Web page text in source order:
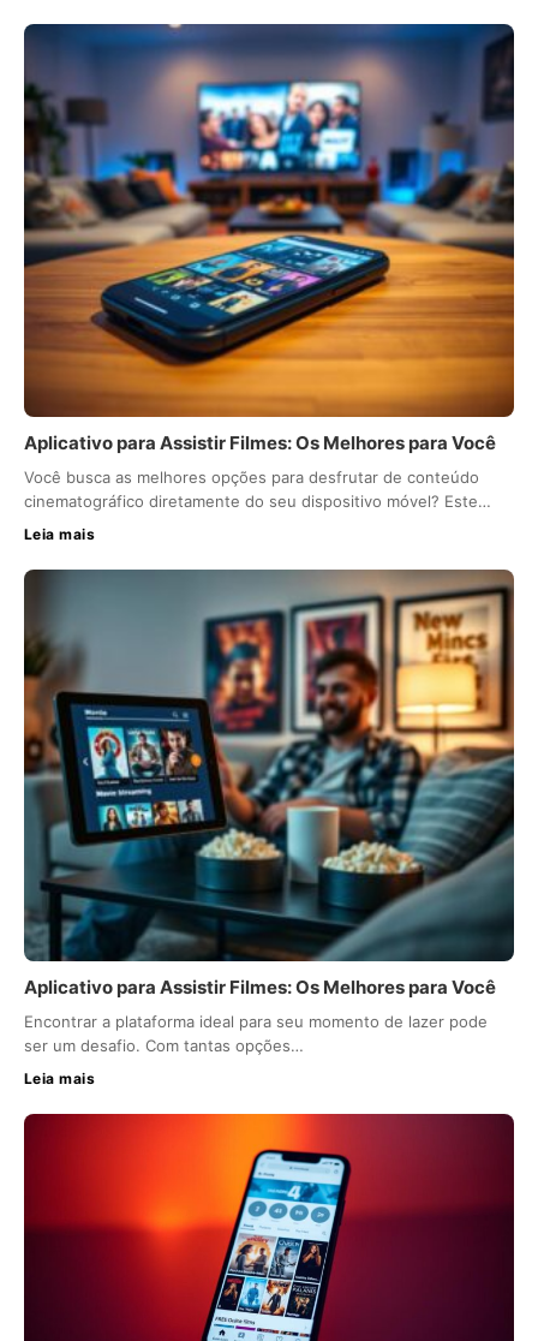
Aplicativo para Assistir Filmes: Os Melhores para Você
Você busca as melhores opções para desfrutar de conteúdo
cinematográfico diretamente do seu dispositivo móvel? Este…
Leia mais
Aplicativo para Assistir Filmes: Os Melhores para Você
Encontrar a plataforma ideal para seu momento de lazer pode
ser um desafio. Com tantas opções…
Leia mais